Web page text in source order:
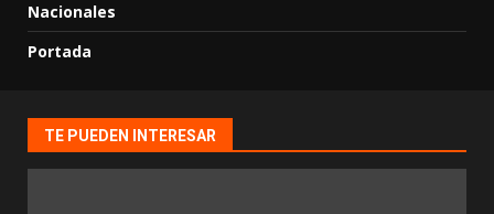
Nacionales
Portada
TE PUEDEN INTERESAR